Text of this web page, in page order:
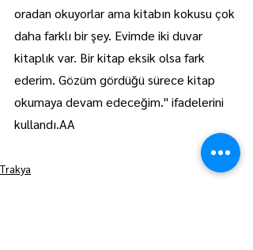
oradan okuyorlar ama kitabın kokusu çok
daha farklı bir şey. Evimde iki duvar
kitaplık var. Bir kitap eksik olsa fark
ederim. Gözüm gördüğü sürece kitap
okumaya devam edeceğim." ifadelerini
kullandı.AA
Trakya